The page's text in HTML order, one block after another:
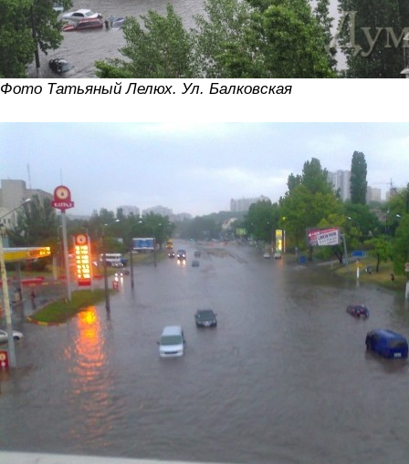
Фото Татьяный Лелюх. Ул. Балковская